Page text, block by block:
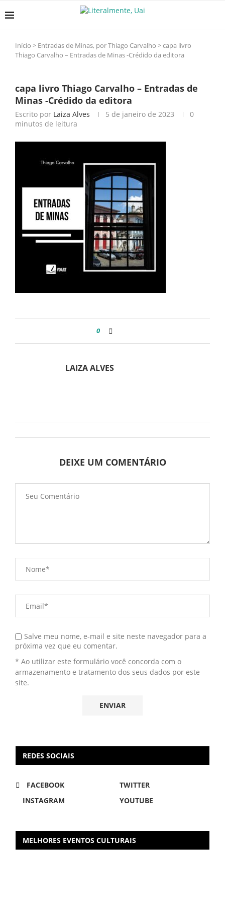
Início > Entradas de Minas, por Thiago Carvalho >capa livro
Thiago Carvalho – Entradas de Minas -Crédido da editora
capa livro Thiago Carvalho – Entradas de
Minas -Crédido da editora
Escrito por Laiza Alves 5 de janeiro de 2023
0
minutos de leitura
0
LAIZA ALVES
DEIXE UM COMENTÁRIO
Salve meu nome, e-mail e site neste navegador para a
próxima vez que eu comentar.
* Ao utilizar este formulário você concorda com o
armazenamento e tratamento dos seus dados por este
site.
REDES SOCIAIS
FACEBOOK
TWITTER
INSTAGRAM
YOUTUBE
MELHORES EVENTOS CULTURAIS